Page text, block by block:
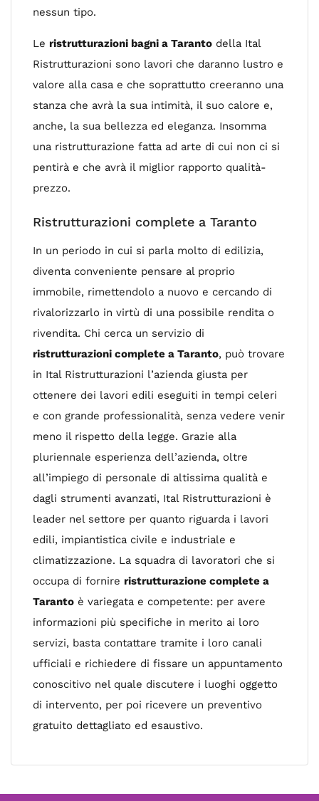
nessun tipo.
Le ristrutturazioni bagni a Taranto della Ital
Ristrutturazioni sono lavori che daranno lustro e
valore alla casa e che soprattutto creeranno una
stanza che avrà la sua intimità, il suo calore e,
anche, la sua bellezza ed eleganza. Insomma
una ristrutturazione fatta ad arte di cui non ci si
pentirà e che avrà il miglior rapporto qualità-
prezzo.
Ristrutturazioni complete a Taranto
In un periodo in cui si parla molto di edilizia,
diventa conveniente pensare al proprio
immobile, rimettendolo a nuovo e cercando di
rivalorizzarlo in virtù di una possibile rendita o
rivendita. Chi cerca un servizio di
ristrutturazioni complete a Taranto, può trovare
in Ital Ristrutturazioni l’azienda giusta per
ottenere dei lavori edili eseguiti in tempi celeri
e con grande professionalità, senza vedere venir
meno il rispetto della legge. Grazie alla
pluriennale esperienza dell’azienda, oltre
all’impiego di personale di altissima qualità e
dagli strumenti avanzati, Ital Ristrutturazioni è
leader nel settore per quanto riguarda i lavori
edili, impiantistica civile e industriale e
climatizzazione. La squadra di lavoratori che si
occupa di fornire ristrutturazione complete a
Taranto è variegata e competente: per avere
informazioni più specifiche in merito ai loro
servizi, basta contattare tramite i loro canali
ufficiali e richiedere di fissare un appuntamento
conoscitivo nel quale discutere i luoghi oggetto
di intervento, per poi ricevere un preventivo
gratuito dettagliato ed esaustivo.